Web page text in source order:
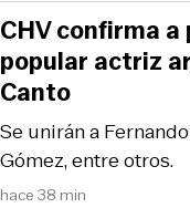
hace 38 min
Se unirán a
Gómez, entre otros.
CHV confirma
popular actriz
Canto